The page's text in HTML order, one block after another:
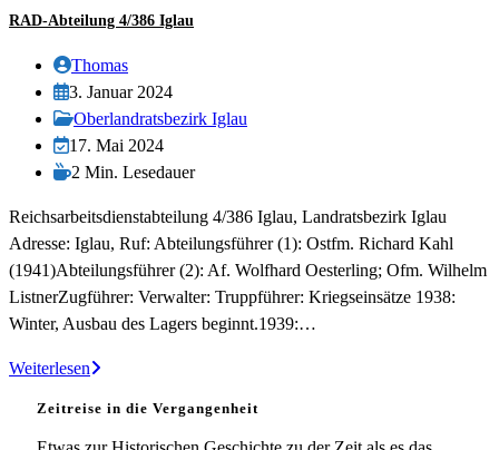
RAD-Abteilung 4/386 Iglau
Beitrags-
Autor:
Thomas
Beitrag
veröffentlicht:
3. Januar 2024
Beitrags-
Kategorie:
Oberlandratsbezirk Iglau
Beitrag
zuletzt
am:
17. Mai 2024
Lesedauer:
2 Min. Lesedauer
Reichsarbeitsdienstabteilung 4/386 Iglau, Landratsbezirk Iglau
Adresse: Iglau, Ruf: Abteilungsführer (1): Ostfm. Richard Kahl
(1941)Abteilungsführer (2): Af. Wolfhard Oesterling; Ofm. Wilhelm
ListnerZugführer: Verwalter: Truppführer: Kriegseinsätze 1938:
Winter, Ausbau des Lagers beginnt.1939:…
WeiterlesenRAD-
Zeitreise in die Vergangenheit